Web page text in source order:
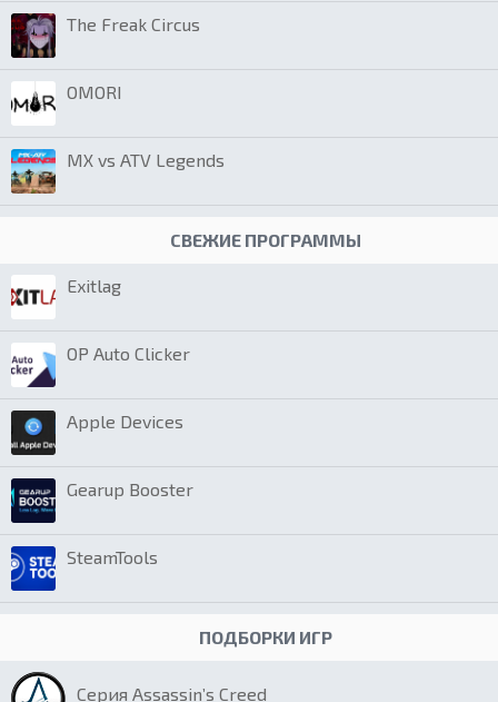
The Freak Circus
OMORI
MX vs ATV Legends
СВЕЖИЕ ПРОГРАММЫ
Exitlag
OP Auto Clicker
Apple Devices
Gearup Booster
SteamTools
ПОДБОРКИ ИГР
Серия Assassin’s Creed